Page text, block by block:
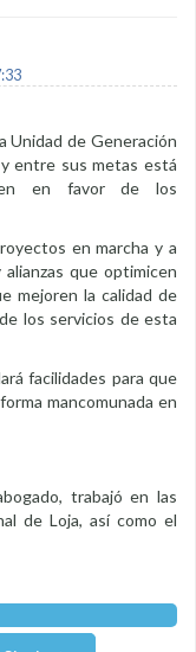
Unidad de Generación
entre sus metas está
en favor de los
en marcha y a
que optimicen
mejoren la calidad de
los servicios de esta
facilidades para que
mancomunada en
trabajó en las
de Loja, así como el